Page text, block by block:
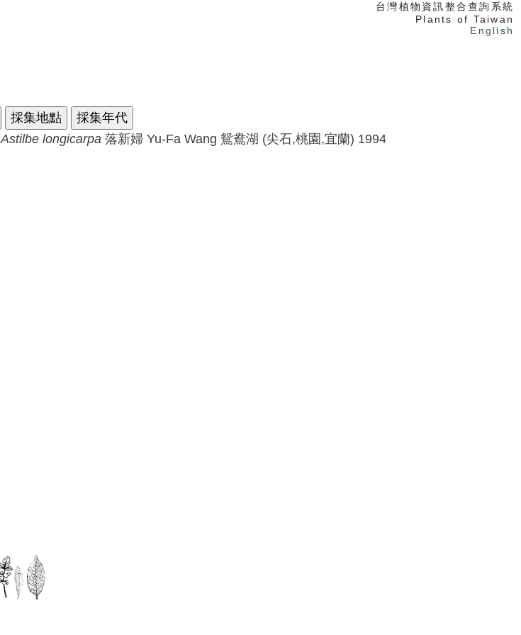
台灣植物資訊整合查詢系統
Plants of Taiwan
English
採集地點
採集年代
Astilbe longicarpa 落新婦 Yu-Fa Wang 鴛鴦湖 (尖石,桃園,宜蘭) 1994